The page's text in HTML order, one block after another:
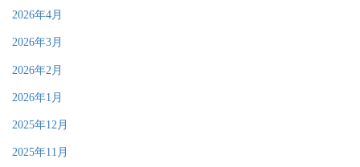
2026年4月
2026年3月
2026年2月
2026年1月
2025年12月
2025年11月